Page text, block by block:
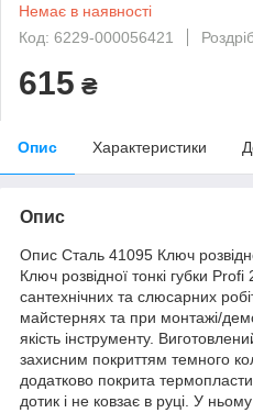
Немає в наявності
Код: 6229-000056421
615 ₴
Опис Характеристики
Опис
Опис Сталь 41095 Ключ
Ключ розвідної тонкі губки
сантехнічних та слюсарних
майстернях та при монтажі/
якість інструменту.
захисним покриттям темного
додатково покрита
дотик і не ковзає в руці. У